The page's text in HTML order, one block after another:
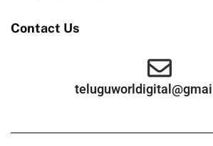
Contact Us